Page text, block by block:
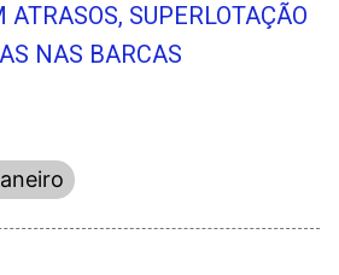
SUPERLOTAÇÃO
NAS BARCAS